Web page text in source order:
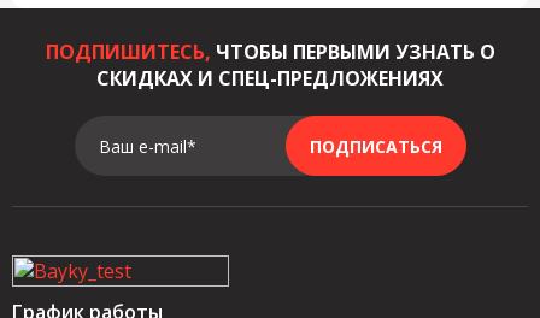
ПОДПИШИТЕСЬ, ЧТОБЫ ПЕРВЫМИ УЗНАТЬ О
СКИДКАХ И СПЕЦ-ПРЕДЛОЖЕНИЯХ
Ваш e-mail* ПОДПИСАТЬСЯ
График работы